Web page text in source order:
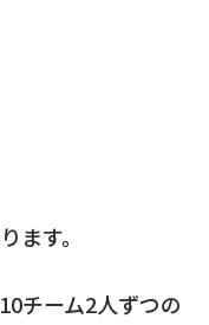
ます。
チーム2人ずつの